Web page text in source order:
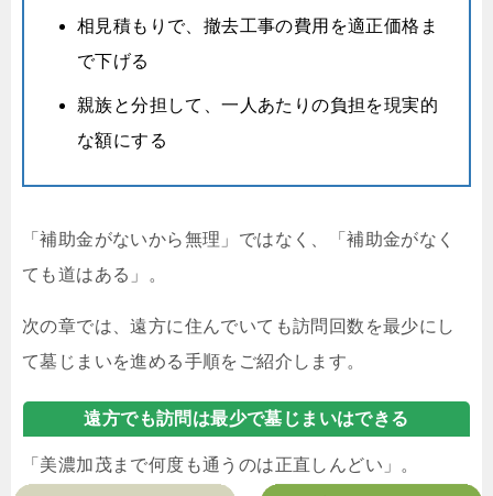
相見積もりで、撤去工事の費用を適正価格ま
で下げる
親族と分担して、一人あたりの負担を現実的
な額にする
「補助金がないから無理」ではなく、「補助金がなく
ても道はある」。
次の章では、遠方に住んでいても訪問回数を最少にし
て墓じまいを進める手順をご紹介します。
遠方でも訪問は最少で墓じまいはできる
「美濃加茂まで何度も通うのは正直しんどい」。